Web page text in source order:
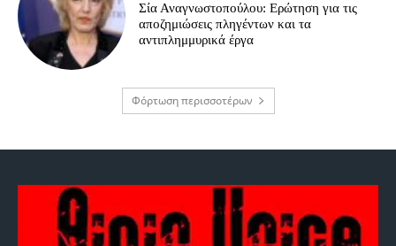
Σία Αναγνωστοπούλου: Ερώτηση για τις
αποζημιώσεις πληγέντων και τα
αντιπλημμυρικά έργα
Φόρτωση περισσοτέρων